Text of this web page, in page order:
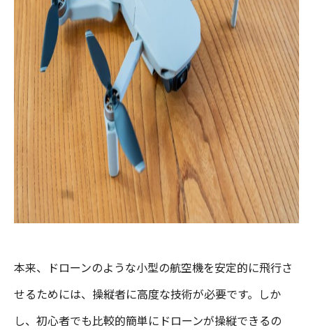
本来、ドローンのような小型の航空機を安定的に飛行さ
せるためには、操縦者に高度な技術が必要です。しか
し、初心者でも比較的簡単にドローンが操縦できるの